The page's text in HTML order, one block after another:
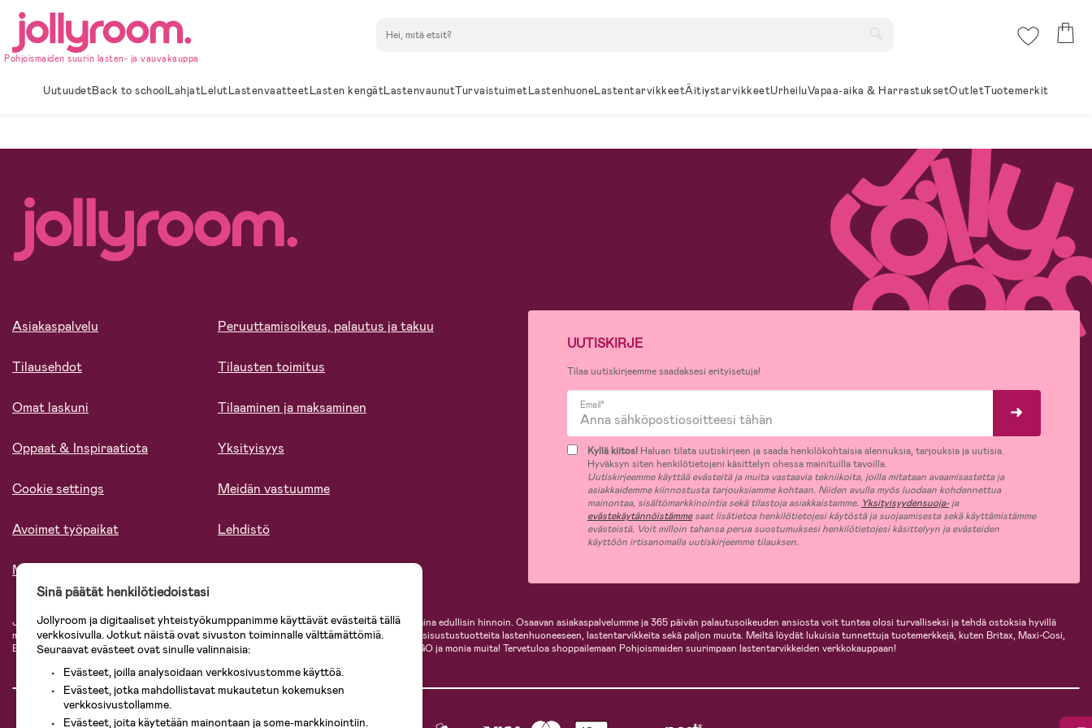
Hoppa
innehållet
Pohjoismaiden suurin lasten- ja vauvakauppa
UutuudetBack to schoolLahjatLelutLastenvaatteetLasten kengätLastenvaunutTurvaistuimetLastenhuoneLastentarvikkeetÄitiystarvikkeetUrheiluVapaa-aika & HarrastuksetOutletTuotemerkit
Asiakaspalvelu
Tilausehdot
Omat laskuni
Oppaat & Inspiraatiota
Cookie settings
Avoimet työpaikat
Meistä
Peruuttamisoikeus, palautus ja takuu
Tilausten toimitus
Tilaaminen ja maksaminen
Yksityisyys
Meidän vastuumme
Lehdistö
UUTISKIRJE
Tilaa uutiskirjeemme saadaksesi erityisetuja!
Email*
Kyllä kiitos!Haluan tilata uutiskirjeen ja saada henkilökohtaisia alennuksia, tarjouksia ja uutisia.
Hyväksyn siten henkilötietojeni käsittelyn ohessa mainituilla tavoilla.
Uutiskirjeemme käyttää evästeitä ja muita vastaavia tekniikoita, joilla mitataan avaamisastetta ja
asiakkaidemme kiinnostusta tarjouksiamme kohtaan. Niiden avulla myös luodaan kohdennettua
mainontaa, sisältömarkkinointia sekä tilastoja asiakkaistamme. Yksityisyydensuoja-ja
evästekäytännöistämmesaat lisätietoa henkilötietojesi käytöstä ja suojaamisesta sekä käyttämistämme
evästeistä. Voit milloin tahansa perua suostumuksesi henkilötietojesi käsittelyyn ja evästeiden
käyttöön irtisanomalla uutiskirjeemme tilauksen.
Jollyroomin laajasta valikoimasta tilaat kaiken tarvittavan lapsiperheelle nopeasti, helposti ja aina edullisin hinnoin. Osaavan asiakaspalvelumme ja 365 päivän palautusoikeuden ansiosta voit tuntea olosi turvalliseksi ja tehdä ostoksia hyvillä
mielin. Jollyroomilta saat lastenvaunut, turvaistuimet, vaatteet vauvoille ja lapsille, inspiroivia sisustustuotteita lastenhuoneeseen, lastentarvikkeita sekä paljon muuta. Meiltä löydät lukuisia tunnettuja tuotemerkkejä, kuten Britax, Maxi-Cosi,
Baby Jogger, BabyBjörn, Didriksons, KidKraft, Ergobaby, Philips Avent, Neonate, Cybex, LEGO ja monia muita! Tervetuloa shoppailemaan Pohjoismaiden suurimpaan lastentarvikkeiden verkkokauppaan!
Sinä päätät henkilötiedoistasi
Jollyroom ja digitaaliset yhteistyökumppanimme käyttävät evästeitä tällä
verkkosivulla. Jotkut näistä ovat sivuston toiminnalle välttämättömiä.
Seuraavat evästeet ovat sinulle valinnaisia:
Evästeet, joilla analysoidaan verkkosivustomme käyttöä.
Evästeet, jotka mahdollistavat mukautetun kokemuksen
verkkosivustollamme.
Evästeet, joita käytetään mainontaan ja some-markkinointiin.